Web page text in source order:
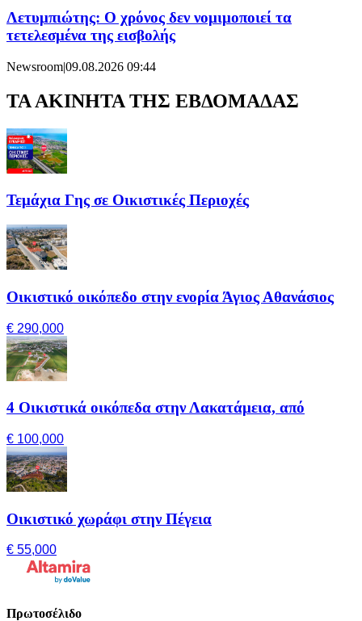
Λετυμπιώτης: Ο χρόνος δεν νομιμοποιεί τα
τετελεσμένα της εισβολής
Newsroom|09.08.2026 09:44
ΤΑ ΑΚΙΝΗΤΑ ΤΗΣ ΕΒΔΟΜΑΔΑΣ
Τεμάχια Γης σε Οικιστικές Περιοχές
Οικιστικό οικόπεδο στην ενορία Άγιος Αθανάσιος
€ 290,000
4 Οικιστικά οικόπεδα στην Λακατάμεια, από
€ 100,000
Οικιστικό χωράφι στην Πέγεια
€ 55,000
Πρωτοσέλιδο